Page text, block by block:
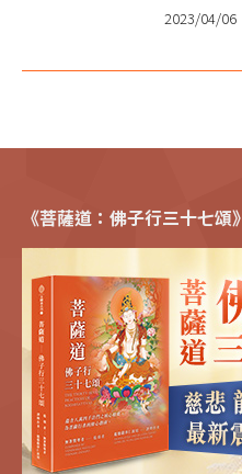
2023/04/06
《菩薩道：佛子行三十七頌》